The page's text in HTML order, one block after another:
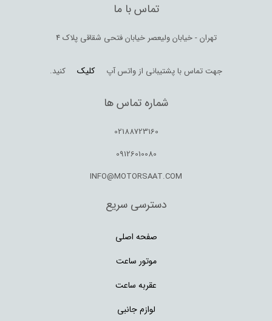
تماس با ما
تهران - خیابان ولیعصر خیابان فتحی شقاقی پلاک 4
جهت تماس با پشتیبانی از واتس آپ کلیک کنید.
شماره تماس ها
02188723160
09126010080
INFO@MOTORSAAT.COM
دسترسی سریع
صفحه اصلی
موتور ساعت
عقربه ساعت
لوازم جانبی